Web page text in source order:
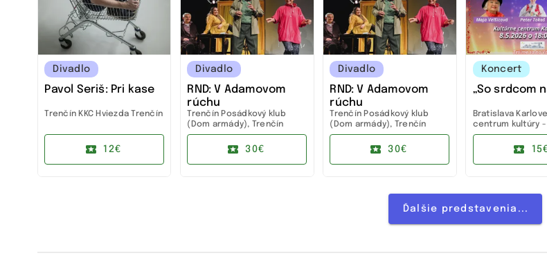
Divadlo
Pavol Seriš: Pri kase
Trenčín KKC Hviezda Trenčín
12€
Divadlo
RND: V Adamovom
rúchu
Trenčín Posádkový klub
(Dom armády), Trenčín
30€
Divadlo
RND: V Adamovom
rúchu
Trenčín Posádkový klub
(Dom armády), Trenčín
30€
Koncert
„So srdcom
Bratislava
centrum kultúry -
Ďalšie predstavenia...